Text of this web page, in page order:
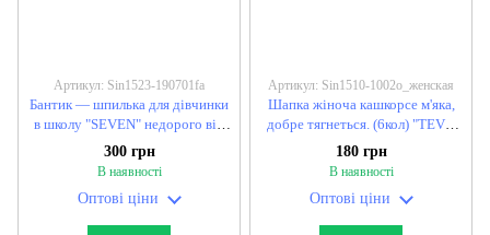
Артикул: Sin1523-190701fa
Бантик — шпилька для дівчинки
в школу "SEVEN" недорого від
прямого постачальника
300 грн
В наявності
Оптові ціни
Артикул: Sin1510-1002o_женская
Шапка жіноча кашкорсе м'яка,
добре тягнеться. (6кол) "TEVI"
недорого від прямого
постачальника
180 грн
В наявності
Оптові ціни